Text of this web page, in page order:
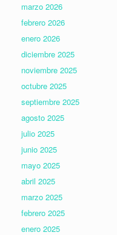
marzo 2026
febrero 2026
enero 2026
diciembre 2025
noviembre 2025
octubre 2025
septiembre 2025
agosto 2025
julio 2025
junio 2025
mayo 2025
abril 2025
marzo 2025
febrero 2025
enero 2025